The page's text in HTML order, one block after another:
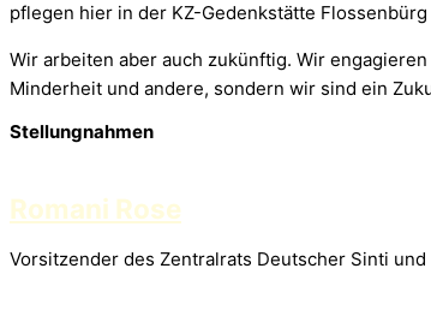
pflegen hier in der KZ-Gedenkstätte
Wir arbeiten aber auch zukünftig. Wir
Minderheit und andere, sondern wir sind ein
Stellungnahmen
Romani Rose
Vorsitzender des Zentralrats Deutscher Sinti und